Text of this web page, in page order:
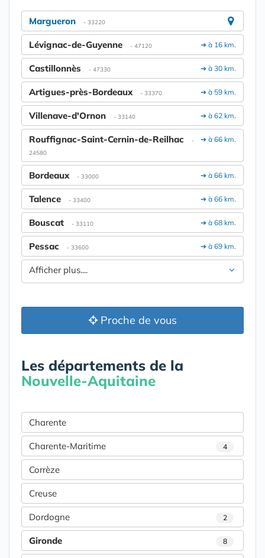
Margueron - 33220
➔ à 16 km.
Lévignac-de-Guyenne - 47120
➔ à 30 km.
Castillonnès - 47330
➔ à 59 km.
Artigues-près-Bordeaux - 33370
➔ à 62 km.
Villenave-d'Ornon - 33140
➔ à 66 km.
Rouffignac-Saint-Cernin-de-Reilhac
-
24580
➔ à 66 km.
Bordeaux - 33000
➔ à 66 km.
Talence - 33400
➔ à 68 km.
Bouscat - 33110
➔ à 69 km.
Pessac - 33600
Afficher plus....
Proche de vous
Les départements de la
Nouvelle-Aquitaine
Charente
Charente-Maritime 4
Corrèze
Creuse
Dordogne 2
Gironde 8